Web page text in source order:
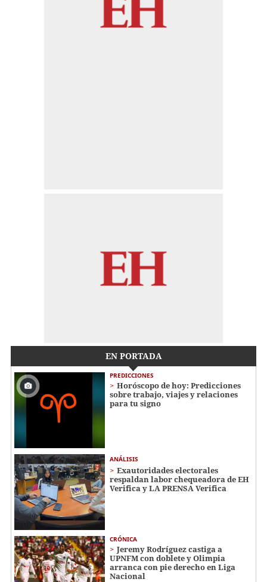
EN PORTADA
PREDICCIONES
Horóscopo de hoy: Predicciones
sobre trabajo, viajes y relaciones
para tu signo
ANÁLISIS
Exautoridades electorales
respaldan labor chequeadora de EH
Verifica y LA PRENSA Verifica
CRÓNICA
Jeremy Rodríguez castiga a
UPNFM con doblete y Olimpia
arranca con pie derecho en Liga
Nacional